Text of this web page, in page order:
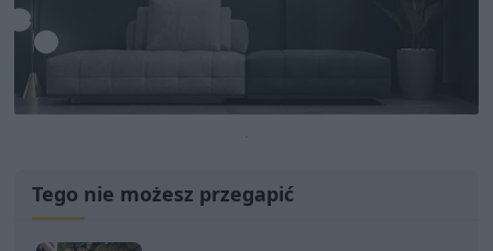
.
Tego nie możesz przegapić